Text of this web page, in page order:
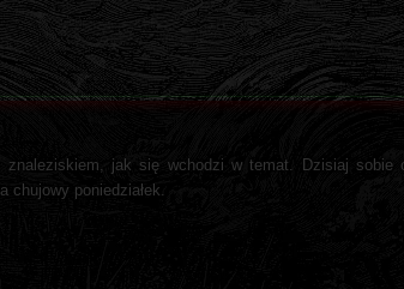
jak się wchodzi w temat. Dzisiaj sobie
chujowy poniedziałek.